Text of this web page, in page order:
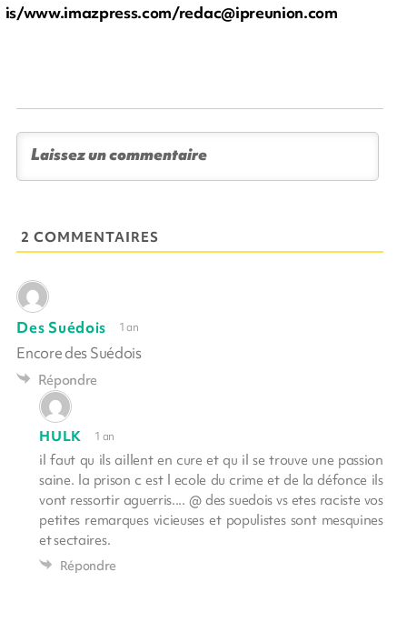
is/www.imazpress.com/redac@ipreunion.com
2 COMMENTAIRES
Des Suédois 1 an
Encore des Suédois
Répondre
HULK 1 an
il faut qu ils aillent en cure et qu il se trouve une passion
saine. la prison c est l ecole du crime et de la défonce ils
vont ressortir aguerris.... @ des suedois vs etes raciste vos
petites remarques vicieuses et populistes sont mesquines
et sectaires.
Répondre